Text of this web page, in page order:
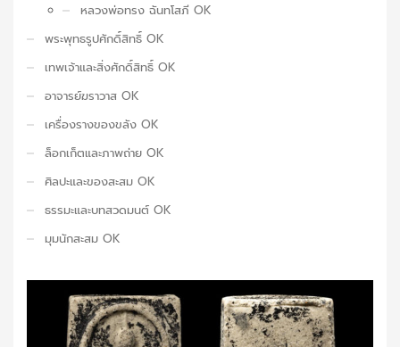
หลวงพ่อทรง ฉันทโสภี OK
พระพุทธรูปศักดิ์สิทธิ์ OK
เทพเจ้าและสิ่งศักดิ์สิทธิ์ OK
อาจารย์ฆราวาส OK
เครื่องรางของขลัง OK
ล็อกเก็ตและภาพถ่าย OK
ศิลปะและของสะสม OK
ธรรมะและบทสวดมนต์ OK
มุมนักสะสม OK